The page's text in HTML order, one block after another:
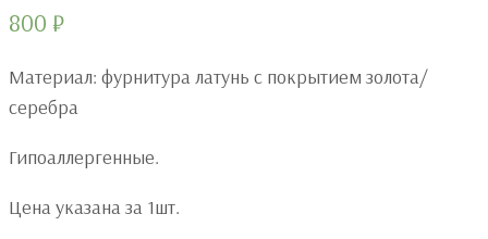
800 ₽
Материал: фурнитура латунь с покрытием золота/
серебра
Гипоаллергенные.
Цена указана за 1шт.